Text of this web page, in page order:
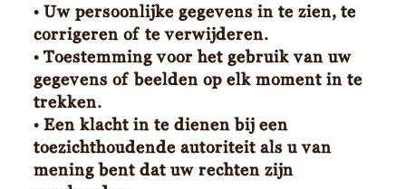
• Uw persoonlijke gegevens in te zien, te
corrigeren of te verwijderen.
• Toestemming voor het gebruik van uw
gegevens of beelden op elk moment in te
trekken.
• Een klacht in te dienen bij een
toezichthoudende autoriteit als u van
mening bent dat uw rechten zijn